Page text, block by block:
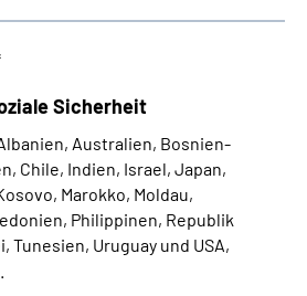
Kundenportal
Sicherheit
Australien, Bosnien-
Chile, Indien, Israel, Japan,
Marokko, Moldau,
Philippinen, Republik
Tunesien, Uruguay und USA,